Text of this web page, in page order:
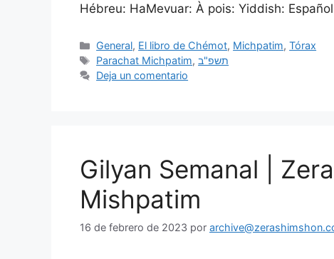
Hébreu: HaMevuar: À pois: Yiddish:
General, El libro de Chémot, Michpatim,Tórax
Parachat Michpatim,תשפ"ב
Deja un comentario
Gilyan Semanal |
Mishpatim
16 de febrero de 2023 por